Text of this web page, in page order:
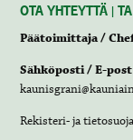
OTA YHTEYTTÄ |
Päätoimittaja /
Sähköposti / E-post
Rekisteri- ja